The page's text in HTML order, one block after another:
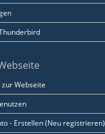
Webseite
- Erstellen (Neu registrieren)